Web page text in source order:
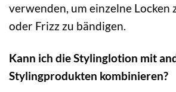
verwenden, um einzelne Locken
oder Frizz zu bändigen.
Kann ich die Stylinglotion mit
Stylingprodukten kombinieren?